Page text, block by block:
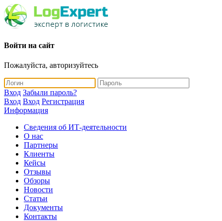
Войти на сайт
Пожалуйста, авторизуйтесь
Вход Забыли пароль?
Вход Вход Регистрация
Информация
Сведения об ИТ-деятельности
О нас
Партнеры
Клиенты
Кейсы
Отзывы
Обзоры
Новости
Статьи
Документы
Контакты